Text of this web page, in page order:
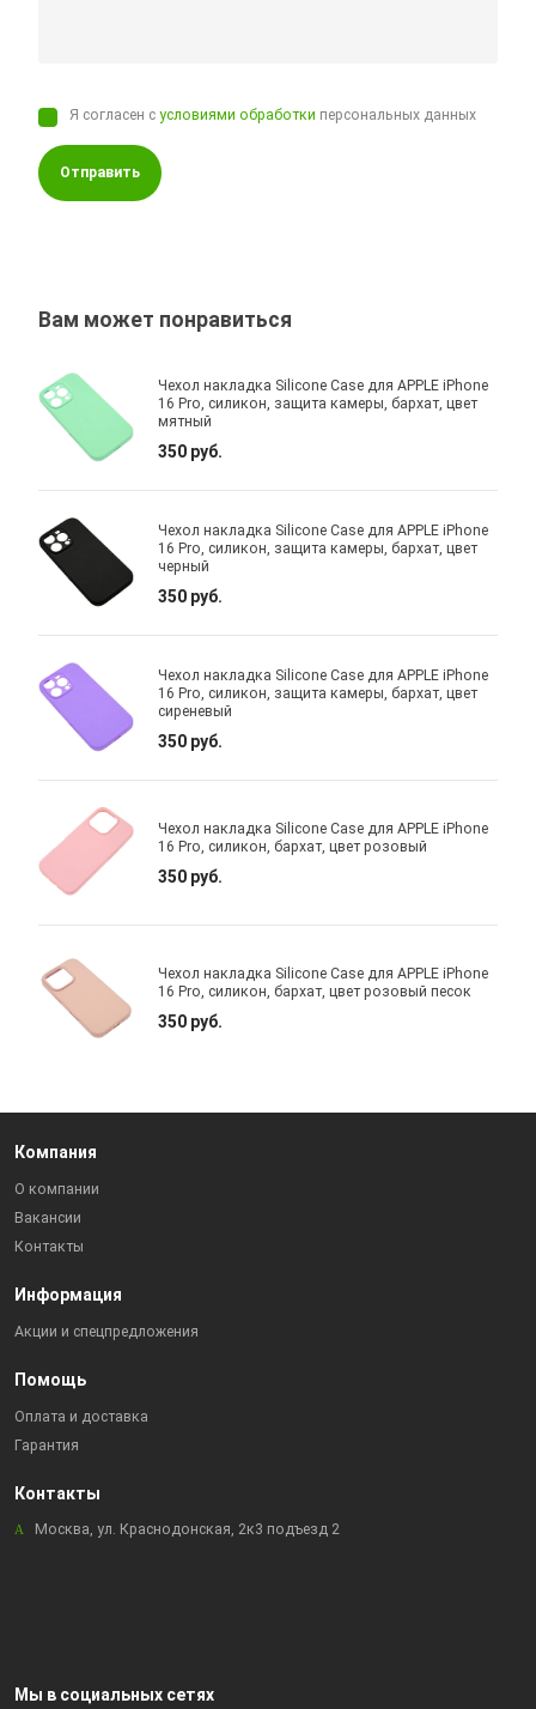
Я согласен сусловиями обработки персональных данных
Отправить
Вам может понравиться
Чехол накладка Silicone Case для APPLE iPhone
16 Pro, силикон, защита камеры, бархат, цвет
мятный
350 руб.
Чехол накладка Silicone Case для APPLE iPhone
16 Pro, силикон, защита камеры, бархат, цвет
черный
350 руб.
Чехол накладка Silicone Case для APPLE iPhone
16 Pro, силикон, защита камеры, бархат, цвет
сиреневый
350 руб.
Чехол накладка Silicone Case для APPLE iPhone
16 Pro, силикон, бархат, цвет розовый
350 руб.
Чехол накладка Silicone Case для APPLE iPhone
16 Pro, силикон, бархат, цвет розовый песок
350 руб.
Компания
О компании
Вакансии
Контакты
Информация
Акции и спецпредложения
Помощь
Оплата и доставка
Гарантия
Контакты
Москва, ул. Краснодонская, 2к3 подъезд 2
Мы в социальных сетях